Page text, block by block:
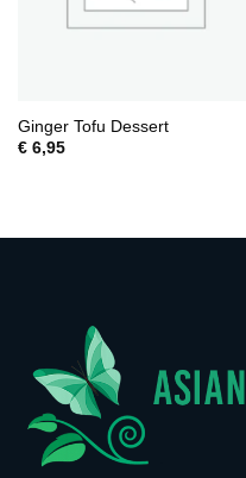
Ginger Tofu Dessert
€6,95